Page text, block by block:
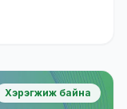
Хэрэгжиж байна